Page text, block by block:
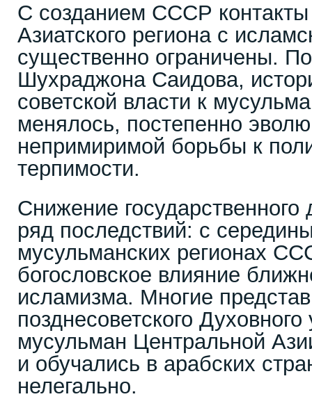
С созданием СССР
Азиатского региона с
существенно ограничены.
Шухраджона Саидова,
советской власти к
менялось, постепенно
непримиримой борьбы к
терпимости.
Снижение
ряд последствий: с
мусульманских регионах
богословское влияние
исламизма. Многие
позднесоветского
мусульман Центральной
и обучались в арабских
нелегально.